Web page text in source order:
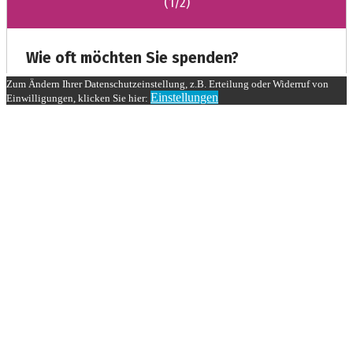
Zum Ändern Ihrer Datenschutzeinstellung, z.B. Erteilung oder Widerruf von
Einwilligungen, klicken Sie hier: Einstellungen